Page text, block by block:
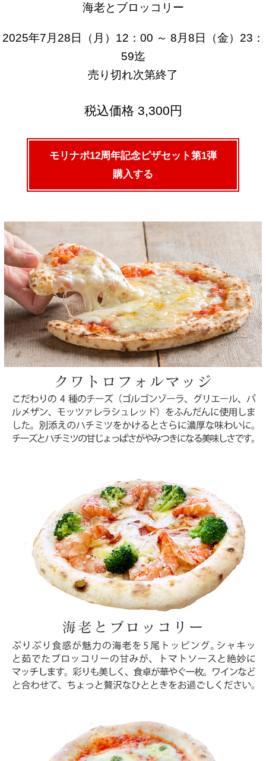
海老とブロッコリー
2025年7月28日（月）12：00 ～ 8月8日（金）23：
59迄
売り切れ次第終了
税込価格 3,300円
モリナポ12周年記念ピザセット第1弾
購入する